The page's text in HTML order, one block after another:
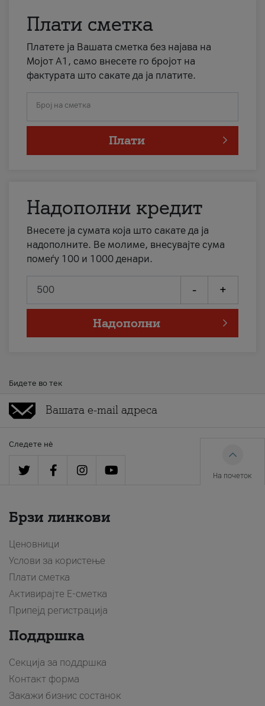
Плати сметка
Платете ја Вашата сметка без најава на
Мојот А1, само внесете го бројот на
фактурата што сакате да ја платите.
Број на сметка
Плати
Надополни кредит
Внесете ја сумата која што сакате да ја
надополните. Ве молиме, внесувајте сума
помеѓу 100 и 1000 денари.
- +
Надополни
Бидете во тек
Следете нè
На почеток
Брзи линкови
Ценовници
Услови за користење
Плати сметка
Активирајте Е-сметка
Припејд регистрација
Поддршка
Секција за поддршка
Контакт форма
Закажи бизнис состанок